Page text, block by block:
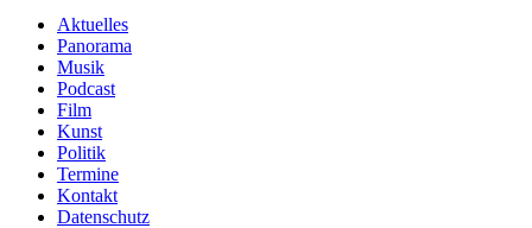
Aktuelles
Panorama
Musik
Podcast
Film
Kunst
Politik
Termine
Kontakt
Datenschutz